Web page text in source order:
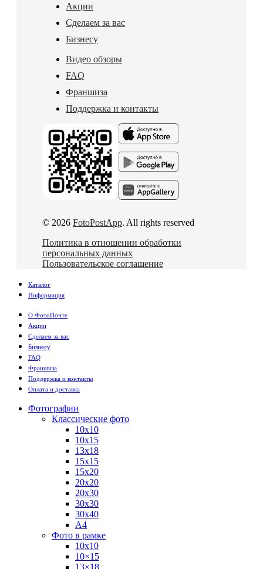
Акции
Сделаем за вас
Бизнесу
Видео обзоры
FAQ
Франшиза
Поддержка и контакты
© 2026 FotoPostApp. All rights reserved
Политика в отношении обработки
персональных данных
Пользовательское соглашение
Каталог
Информация
О ФотоПочте
Акции
Сделаем за вас
Бизнесу
FAQ
Франшиза
Поддержка и контакты
Оплата и доставка
Фотографии
Классические фото
10х10
10х15
13х18
15х15
15х20
20х20
20х30
30х30
30х40
А4
Фото в рамке
10х10
10×15
13×18